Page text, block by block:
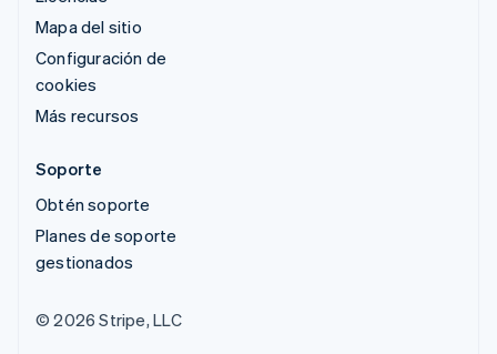
Mapa del sitio
Configuración de
cookies
Más recursos
Soporte
Obtén soporte
Planes de soporte
gestionados
© 2026 Stripe, LLC